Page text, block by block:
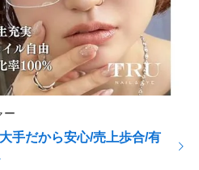
ー
手だから安心/売上歩合/有